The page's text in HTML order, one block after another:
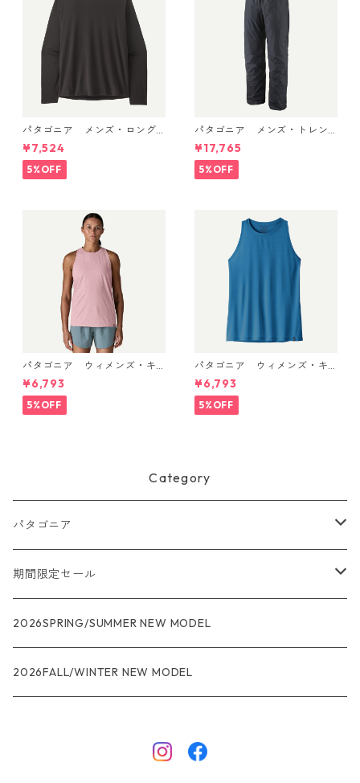
パタゴニア メンズ・ロング
スリーブ・キャプリーン・ク
ール・デイリー・シャツ Black
¥7,524
5%OFF
パタゴニア メンズ・トレン
トシェル 3L・レイン・パンツ
（ショート） (カラー Black)
Patagonia Men's Torrentshe
ll 3L Rain Pants - Short 日本
¥17,765
5%OFF
パタゴニア ウィメンズ・キ
ャプリーン・クール・ウルト
ラ・タンク Light Violet - Qu
iet Violet X-Dye 44740 日本
正規品
¥6,793
5%OFF
パタゴニア ウィメンズ・キ
ャプリーン・クール・ウルト
ラ・タンク Aquatic Blue - Li
ght Aquatic Blue X-Dye 447
40 日本正規品
¥6,793
5%OFF
Category
パタゴニア
メンズ
R1
R1エア
ウィメンズ
R1
ジャケット・アウター
期間限定セール
★★★
レインウェアー
2026SPRING/SUMMER NEW MODEL
2026FALL/WINTER NEW MODEL